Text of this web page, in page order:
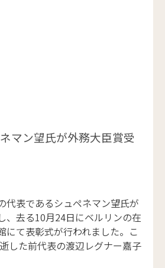
マン望氏が外務大臣賞受
代表であるシュペネマン望氏が
、去る10月24日にベルリンの在
にて表彰式が行われました。こ
した前代表の渡辺レグナー嘉子